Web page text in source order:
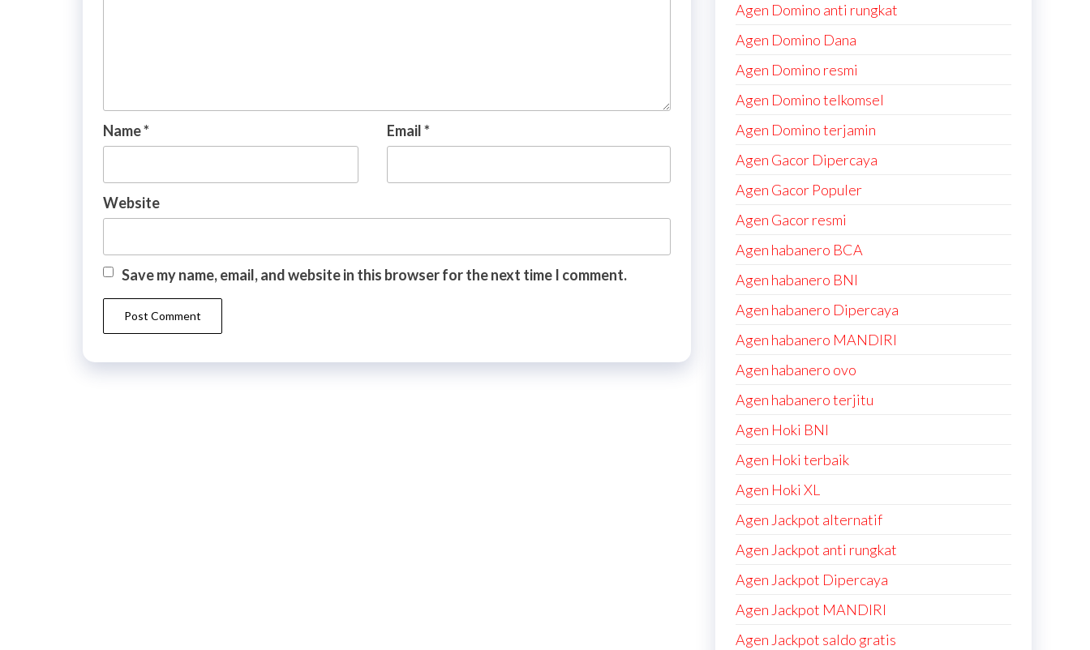
Name* Email*
Website
Save my name, email, and website in this browser for the next time I comment.
Agen Domino anti rungkat
Agen Domino Dana
Agen Domino resmi
Agen Domino telkomsel
Agen Domino terjamin
Agen Gacor Dipercaya
Agen Gacor Populer
Agen Gacor resmi
Agen habanero BCA
Agen habanero BNI
Agen habanero Dipercaya
Agen habanero MANDIRI
Agen habanero ovo
Agen habanero terjitu
Agen Hoki BNI
Agen Hoki terbaik
Agen Hoki XL
Agen Jackpot alternatif
Agen Jackpot anti rungkat
Agen Jackpot Dipercaya
Agen Jackpot MANDIRI
Agen Jackpot saldo gratis